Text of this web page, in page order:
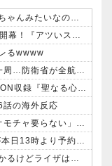
みい山作者「ホストクラブの客は、みいちゃんみたいなのばっか」
【50％還元！】Amazon漫画週末セール開幕！『アツいスポーツ漫画』3000冊以上が対象に！
るwwww
中国とロシア海軍艦艇4隻が日本列島を一周…防衛省が全航路を公開！
【遊戯王OCG情報】 UTILITY SELECTION収録『聖なる心のバリア －マインドフォース－』実物画像
話の海外反応
【スト6】リリー強化に困惑 「こんなオモチャ要らない」「真っ当な強化が欲しい」
【カーレンジャー】SMP「VRVロボ」が本日13時より予約受付開始！！プレミアムバンダイ限定で登場！！
【画像】オタク「実際にプレイしたらわかるけどライザは友達って感じで性的な目では見れないｗ」←これｗｗｗｗ：26/08/06のニュース